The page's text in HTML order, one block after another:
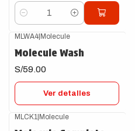
Cantidad
MLWA4| Molecule
Molecule Wash
S/59.00
Ver detalles
MLCK1| Molecule